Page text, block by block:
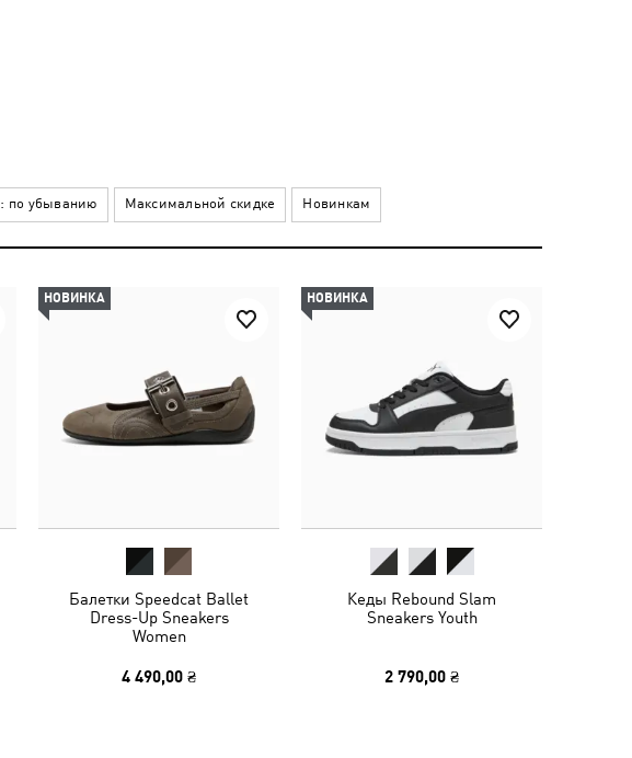
по убыванию Максимальной скидке Новинкам
НОВИНКА
Балетки Speedcat Ballet
Dress-Up Sneakers
Women
4 490,00 ₴
НОВИНКА
Кеды Rebound Slam
Sneakers Youth
2 790,00 ₴